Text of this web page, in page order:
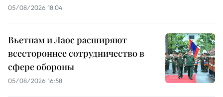
05/08/2026 18:04
Вьетнам и Лаос расширяют
всестороннее сотрудничество в
сфере обороны
05/08/2026 16:58